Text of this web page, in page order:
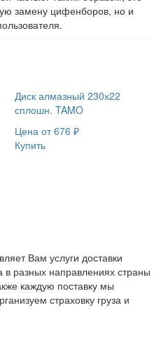
замену цифенборов, но и
Диск алмазный 230х22
сплошн. TAMO
Цена от676 ₽
Купить
Вам услуги доставки
в разных направлениях страны
каждую поставку мы
страховку груза и